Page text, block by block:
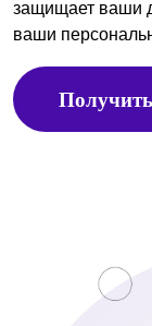
защищает ваши
ваши
Получить